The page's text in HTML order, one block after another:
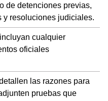
de detenciones previas,
y resoluciones judiciales.
cualquier
oficiales
las razones para
pruebas que